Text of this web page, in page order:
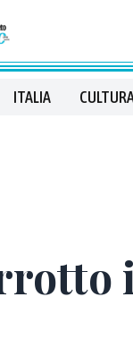
ITALIA